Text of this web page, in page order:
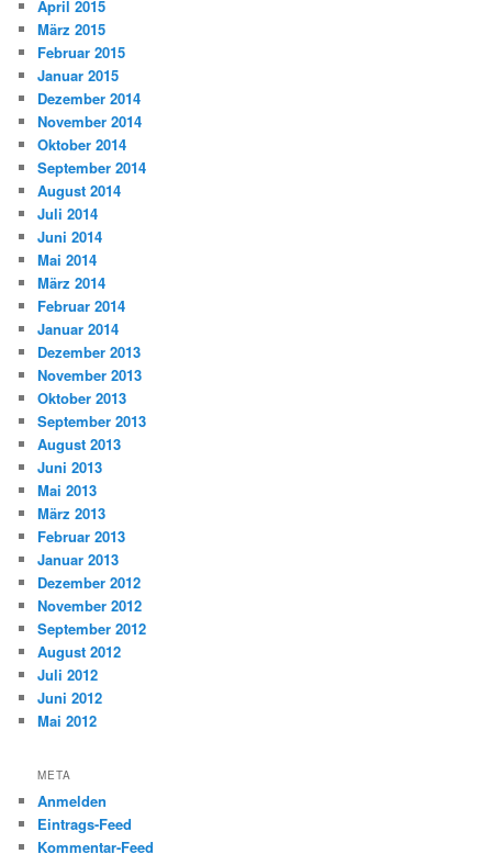
April 2015
März 2015
Februar 2015
Januar 2015
Dezember 2014
November 2014
Oktober 2014
September 2014
August 2014
Juli 2014
Juni 2014
Mai 2014
März 2014
Februar 2014
Januar 2014
Dezember 2013
November 2013
Oktober 2013
September 2013
August 2013
Juni 2013
Mai 2013
März 2013
Februar 2013
Januar 2013
Dezember 2012
November 2012
September 2012
August 2012
Juli 2012
Juni 2012
Mai 2012
META
Anmelden
Eintrags-Feed
Kommentar-Feed